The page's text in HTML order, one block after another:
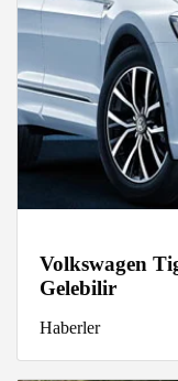
Volkswagen
Gelebilir
Haberler